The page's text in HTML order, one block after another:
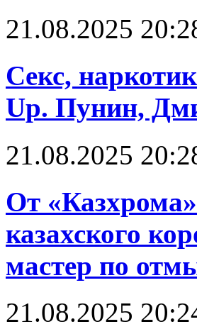
21.08.2025
Cекс,
Up. Пунин,
21.08.2025
От
казахского
мастер по
21.08.2025